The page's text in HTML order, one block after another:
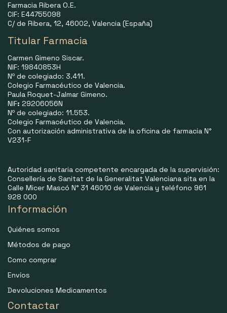
Farmacia Ribera O.E.
CIF: E44755098
C/ de Ribera, 12, 46002, Valencia (España)
Titular Farmacia
Carmen Gimeno Siscar.
NIF: 19840853H
Nº de colegiado: 3.411.
Colegio Farmacéutico de Valencia.
Paula Roquet-Jalmar Gimeno.
NIF: 29206056N
Nº de colegiado: 11.553.
Colegio Farmacéutico de Valencia.
Con autorización administrativa de la oficina de farmacia N°
V231-F
Autoridad sanitaria competente encargada de la supervisión:
Consellería de Sanitat de la Generalitat Valenciana sita en la
Calle Micer Mascó N° 31 46010 de Valencia y teléfono 961
928 000
Información
Quiénes somos
Métodos de pago
Como comprar
Envíos
Devoluciones Medicamentos
Contactar